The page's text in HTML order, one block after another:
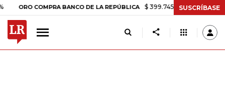
ORO COMPRA BANCO DE LA REPÚBLICA $ 399.745,16 +$ 2.295,71
SUSCRÍBASE